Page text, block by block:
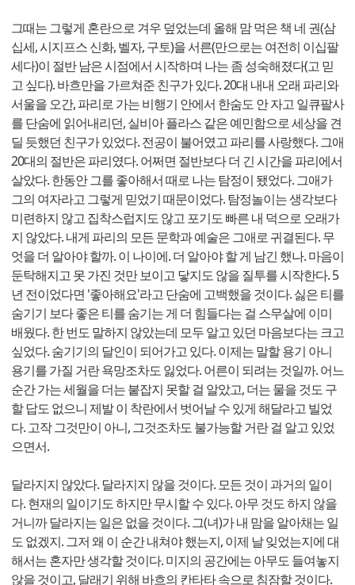
그때는 그렇게 혼란으로 겨우 덮었는데 올해 맘 먹은 책 네 권(삼
십세, 시지프스 신화, 벨자, 구토)을 서른(만으로는 여전히 이십팔
세다)이 절반 남은 시점에서 시작하며 나는 좀 성숙해졌다(고 믿
고 싶다). 바흐만을 가르쳐준 친구가 있다. 20대 내내 오래 파리와
서울을 오간, 파리로 가는 비행기 안에서 한숨도 안 자고 일큐팔사
를 단숨에 읽어내리던, 실비아 플라스 같은 예민함으로 세상을 견
딜 듯했던 친구가 있었다. 전공이 불어였고 파리를 사랑했다. 그애
20대의 절반은 파리였다. 어쩌면 절반보다 더 긴 시간을 파리에서
살았다. 한동안 그를 좋아해서 때로 나는 탐정이 됐었다. 그애가
그의 여자라고 그렇게 믿었기 때문이었다. 탐정놀이는 생각보다
미련하지 않고 집착스럽지도 않고 포기도 빠른 내 덕으로 오래가
지 않았다. 내게 파리의 모든 문학과 예술은 그애로 귀결된다. 무
엇을 더 알아야 할까. 이 나이에. 더 알아야 할 게 남긴 했나. 마음이
둔탁해지고 못 가진 것만 보이고 닿지도 않을 질투를 시작한다. 5
년 전이었다면 '좋아해요'라고 단숨에 고백했을 것이다. 싫은 티를
숨기기 보다 좋은 티를 숨기는 게 더 힘들다는 걸 스무살에 이미
배웠다. 한 번도 말하지 않았는데 모두 알고 있던 마음보다는 크고
싶었다. 숨기기의 달인이 되어가고 있다. 이제는 말할 용기 아니
용기를 가질 거란 욕망조차도 잃었다. 어른이 되려는 것일까. 어느
순간 가는 세월을 더는 붙잡지 못할 걸 알았고, 더는 물을 것도 구
할 답도 없으니 제발 이 착란에서 벗어날 수 있게 해달라고 빌었
다. 고작 그것만이 아니, 그것조차도 불가능할 거란 걸 알고 있었
으면서.
달라지지 않았다. 달라지지 않을 것이다. 모든 것이 과거의 일이
다. 현재의 일이기도 하지만 무시할 수 있다. 아무 것도 하지 않을
거니까 달라지는 일은 없을 것이다. 그(녀)가 내 맘을 알아채는 일
도 없겠지. 그저 왜 이 순간 내쳐야 했는지, 이제 날 잊었는지에 대
해서는 혼자만 생각할 것이다. 미지의 공간에는 아무도 들여놓지
않을 것이고, 달래기 위해 바흐의 칸타타 속으로 침잠할 것이다.